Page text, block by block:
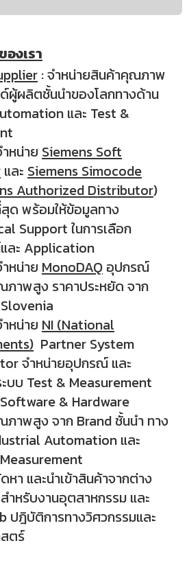
งเรา
: จำหน่ายสินค้าคุณภาพ
ผู้ผลิตชั้นนำของโลกทางด้าน
และ Test &
หน่าย Siemens Soft
และ Siemens Simocode
Authorized Distributor)
ด พร้อมให้ข้อมูลทาง
Support ในการเลือก
ละ Application
หน่าย MonoDAQ อุปกรณ์
ภาพสูง ราคาประหยัด จาก
หน่าย NI (National
Partner System
จำหน่ายอุปกรณ์ และ
บบ Test & Measurement
& Hardware
าพสูง จาก Brand ชั้นนำ ทาง
Automation และ
หา และนำเข้าสินค้าจากต่าง
ำหรับงานอุตสาหกรรม และ
ปฎิบัติการทางวิศวกรรมและ
ตร์